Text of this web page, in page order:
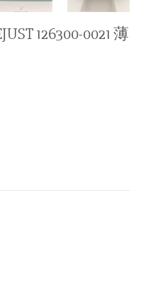
126300-0021 薄